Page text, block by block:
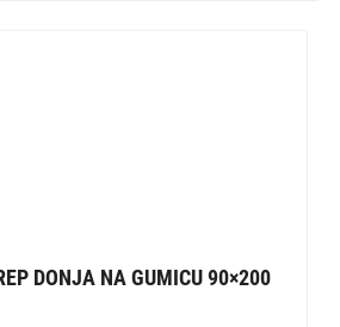
DONJA NA GUMICU 90×200